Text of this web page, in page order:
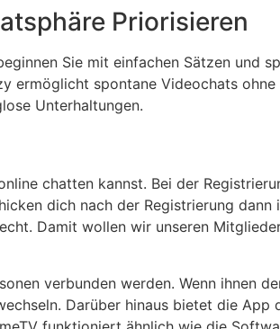
Priorisieren
Sie mit einfachen Sätzen und
ermöglicht spontane Videochats
Unterhaltungen.
chatten kannst. Bei der
dich nach der Registrierung dann
Damit wollen wir unseren
verbunden werden. Wenn ihnen
Darüber hinaus bietet die App